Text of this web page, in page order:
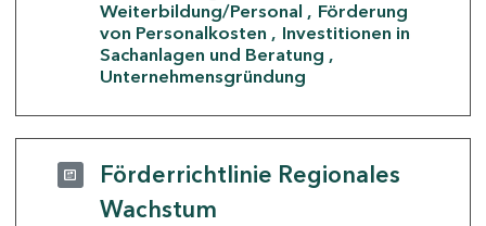
Weiterbildung/Personal
Förderung
von Personalkosten
Investitionen in
Sachanlagen und Beratung
Unternehmensgründung
Förderrichtlinie Regionales
Wachstum